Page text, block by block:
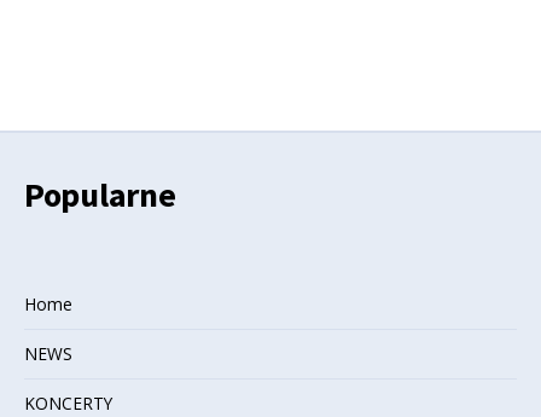
Popularne
Home
NEWS
KONCERTY